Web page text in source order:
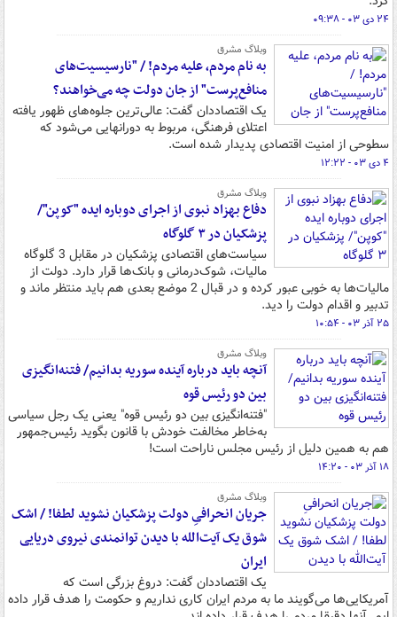
۲۴ دی ۰۳ - ۰۹:۳۸
وبلاگ مشرق
به نام مردم، علیه مردم! / "نارسیسیت‌های
منافع‌پرست" از جان دولت چه می‌خواهند؟
یک اقتصاددان گفت: عالی‌ترین جلوه‌های ظهور یافته
اعتلای فرهنگی، مربوط به دورانهایی می‌شود که
سطوحی از امنیت اقتصادی پدیدار شده است.
۴ دی ۰۳ - ۱۲:۲۲
وبلاگ مشرق
دفاع بهزاد نبوی از اجرای دوباره ایده "کوپن"/
پزشکیان در ۳ گلوگاه
سیاست‌های اقتصادی پزشکیان در مقابل 3 گلوگاه
مالیات، شوک‌درمانی و بانک‌ها قرار دارد. دولت از
مالیات‌ها به خوبی عبور کرده و در قبال 2 موضع بعدی هم باید منتظر ماند و
تدبیر و اقدام دولت را دید.
۲۵ آذر ۰۳ - ۱۰:۵۴
وبلاگ مشرق
آنچه باید درباره آینده سوریه بدانیم/ فتنه‌انگیزی
بین دو رئیس قوه
"فتنه‌انگیزی بین دو رئیس قوه" یعنی یک رجل سیاسی
به‌خاطر مخالفت خودش با قانون بگوید رئیس‌جمهور
هم به همین دلیل از رئیس مجلس ناراحت است!
۱۸ آذر ۰۳ - ۱۴:۲۰
وبلاگ مشرق
جریان انحرافیِ دولت پزشکیان نشوید لطفا! / اشک
شوق یک آیت‌الله با دیدن توانمندی نیروی دریایی
ایران
یک اقتصاددان گفت: دروغ بزرگی است که
آمریکایی‌ها می‌گویند ما به مردم ایران کاری نداریم و حکومت را هدف قرار داده